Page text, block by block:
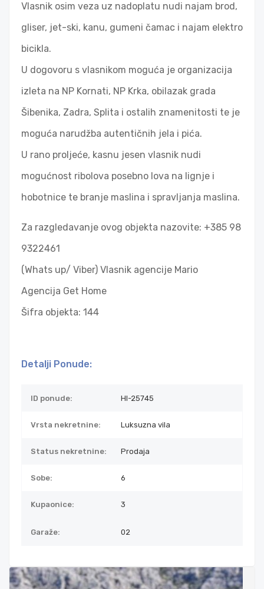
Vlasnik osim veza uz nadoplatu nudi najam brod,
gliser, jet-ski, kanu, gumeni čamac i najam elektro
bicikla.
U dogovoru s vlasnikom moguća je organizacija
izleta na NP Kornati, NP Krka, obilazak grada
Šibenika, Zadra, Splita i ostalih znamenitosti te je
moguća narudžba autentičnih jela i pića.
U rano proljeće, kasnu jesen vlasnik nudi
mogućnost ribolova posebno lova na lignje i
hobotnice te branje maslina i spravljanja maslina.
Za razgledavanje ovog objekta nazovite: +385 98
9322461
(Whats up/ Viber) Vlasnik agencije Mario
Agencija Get Home
Šifra objekta: 144
Detalji Ponude:
ID ponude: HI-25745
Vrsta nekretnine: Luksuzna vila
Status nekretnine: Prodaja
Sobe: 6
Kupaonice: 3
Garaže: 02